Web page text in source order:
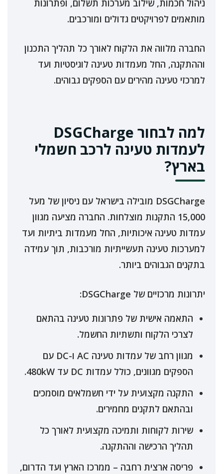
ניהול חכמות, שילוב מערכות תשלום, ופתרונות
מותאמים לפרויקטים גדולים ומורכבים.
החברה מלווה את הלקוח לאורך כל תהליך התכנון
וההתקנה, החל מעמדות טעינה לוגיסטיות ועד
למרכזי טעינה מהירים עם הספקים גבוהים.
למה לבחור DSGCharge
לעמדות טעינה לרכב חשמלי
בארץ?
DSGCharge מובילה בישראל עם ניסיון של מעל
15,000 התקנות מוצלחות. החברה מציעה מגוון
עמדות טעינה איכותיות, החל מעמדות ביתיות ועד
למערכות טעינה תעשייתיות מורכבות, תוך עמידה
בתקנים הגבוהים ביותר.
יתרונות מרכזיים של DSGCharge:
התאמה אישית של פתרונות טעינה בהתאם
לצרכי הלקוח ותשתיות החשמל.
מגוון רחב של עמדות טעינה AC ו-DC עם
הספקים מגוונים, כולל עמדות DC עד 480kW.
התקנה מקצועית על ידי חשמלאים מוסמכים
ובהתאם לתקנים מחמירים.
שירות לקוחות ותמיכה מקצועית לאורך כל
תהליך הרכישה וההתקנה.
פריסה ארצית רחבה – ממרכז הארץ ועד הדרום,